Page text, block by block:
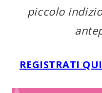
piccolo
REGISTRATI